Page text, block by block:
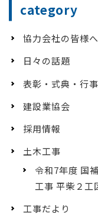
category
協力会社の皆様へ
日々の話題
表彰・式典・行事
建設業協会
採用情報
土木工事
令和7年度 国
工事 平柴２工
工事だより